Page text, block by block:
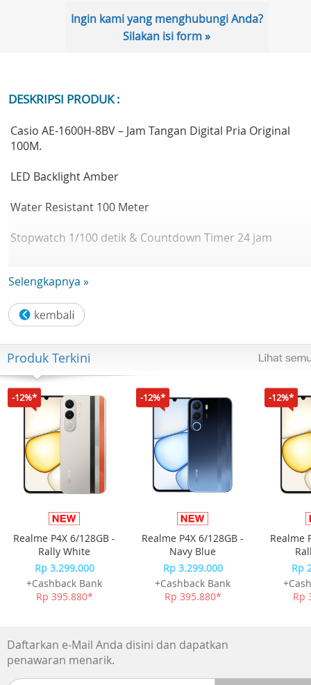
Ingin kami yang menghubungi Anda?
Silakan isi form »
DESKRIPSI PRODUK :
Casio AE-1600H-8BV – Jam Tangan Digital Pria Original
100M.
LED Backlight Amber
Water Resistant 100 Meter
Stopwatch 1/100 detik & Countdown Timer 24 jam
Format 12/24 jam
Baterai tahan hingga 10 tahun (CR2032)
Spesifikasi:
Case: 54.1 × 49.7 × 15.9 mm
Berat: 52 gram
Case & Strap: Resin
Kaca: Resin Glass
Lingkar Pergelangan: 145–215 mm
Akurasi: ±30 detik/bulan
Selengkapnya »
Produk Terkini
-12%*
Realme P4X 6/128GB -
Rally White
Rp 3.299.000
+Cashback Bank
Rp 395.880*
-12%*
Realme P4X 6/128GB -
Navy Blue
Rp 3.299.000
+Cashback Bank
Rp 395.880*
-12%*
Realme
Rp
Rp
Daftarkan e-Mail Anda disini dan dapatkan
penawaran menarik.